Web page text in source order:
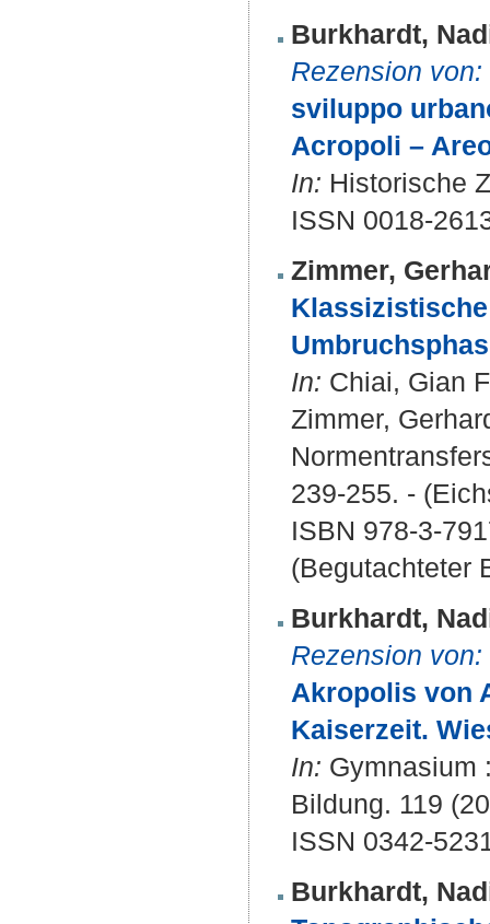
Burkhardt,
Rezension von:
sviluppo
Acropoli –
In: Historische
ISSN 0018-
Zimmer,
In: Chiai, Gian
Zimmer,
239-255. -
ISBN 978-3-
(Begutachteter
Burkhardt,
Rezension von:
Akropolis von
Kaiserzeit.
In: Gymnasium
Bildung. 119
ISSN 0342-
Burkhardt,